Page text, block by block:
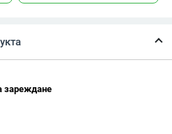
зареждане